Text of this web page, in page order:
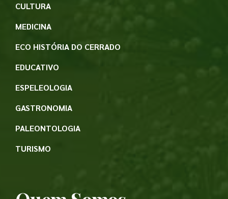
CULTURA
MEDICINA
ECO HISTÓRIA DO CERRADO
EDUCATIVO
ESPELEOLOGIA
GASTRONOMIA
PALEONTOLOGIA
TURISMO